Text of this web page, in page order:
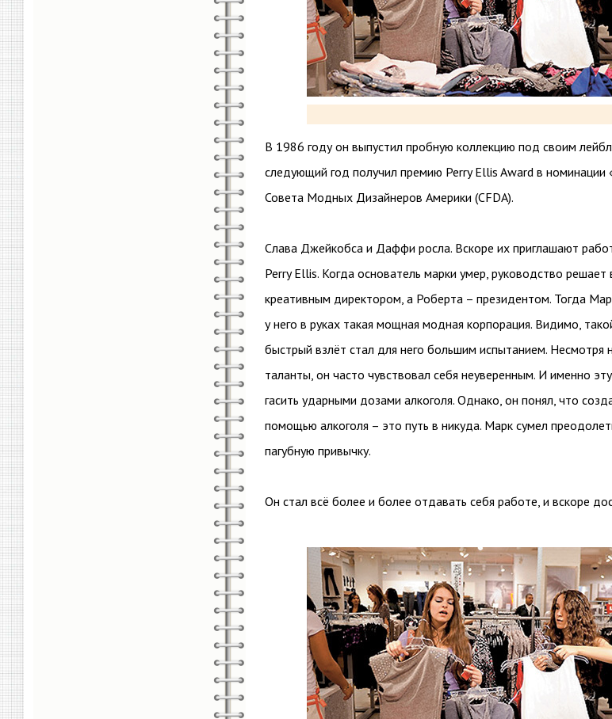
В 1986 году он выпустил пробную коллекцию под своим
следующий год получил премию Perry Ellis Award в номинации
Совета Модных Дизайнеров Америки (CFDA).
Слава Джейкобса и Даффи росла. Вскоре их приглашают
Perry Ellis. Когда основатель марки умер, руководство
креативным директором, а Роберта – президентом. Тогда
у него в руках такая мощная модная корпорация. Видимо,
быстрый взлёт стал для него большим испытанием. Несмотря
таланты, он часто чувствовал себя неуверенным. И именно
гасить ударными дозами алкоголя. Однако, он понял, что
помощью алкоголя – это путь в никуда. Марк сумел
пагубную привычку.
Он стал всё более и более отдавать себя работе, и вскоре